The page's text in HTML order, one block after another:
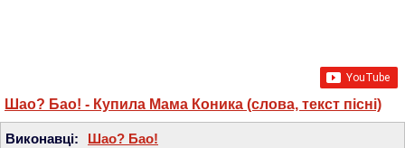
Шао? Бао! - Купила Мама Коника (слова, текст пісні)
Виконавці: Шао? Бао!